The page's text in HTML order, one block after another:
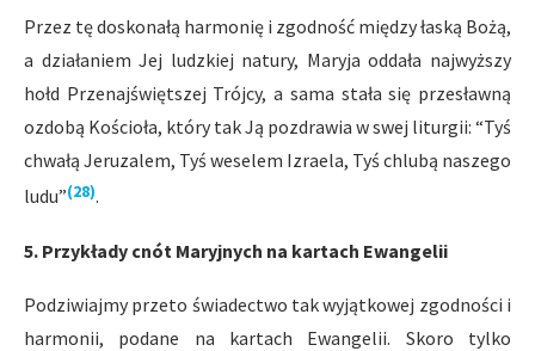
Przez tę doskonałą harmonię i zgodność między łaską Bożą,
a działaniem Jej ludzkiej natury, Maryja oddała najwyższy
hołd Przenajświętszej Trójcy, a sama stała się przesławną
ozdobą Kościoła, który tak Ją pozdrawia w swej liturgii: “Tyś
chwałą Jeruzalem, Tyś weselem Izraela, Tyś chlubą naszego
ludu”(28).
5. Przykłady cnót Maryjnych na kartach Ewangelii
Podziwiajmy przeto świadectwo tak wyjątkowej zgodności i
harmonii, podane na kartach Ewangelii. Skoro tylko